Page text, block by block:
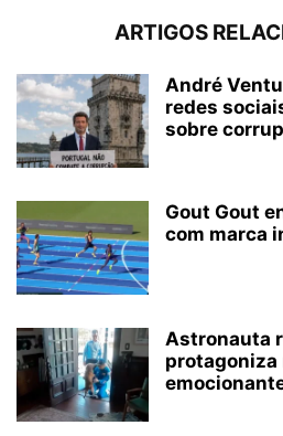
ARTIGOS
André
redes
sobre
Gout Gout
com marca
Astronauta